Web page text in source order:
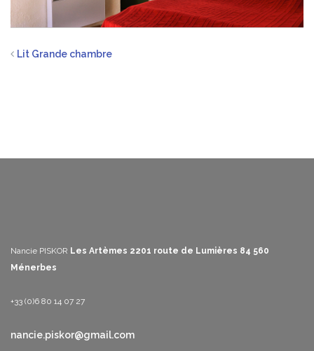
Lit Grande chambre
Nancie PISKOR Les Artèmes 2201 route de Lumières 84 560
Ménerbes
+33 (0)6 80 14 07 27
nancie.piskor@gmail.com